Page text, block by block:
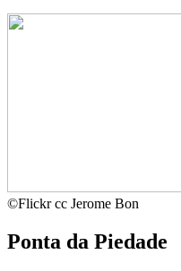
©Flickr cc Jerome Bon
Ponta da Piedade